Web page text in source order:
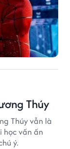
Thúy
Thúy vẫn là
vấn ấn
ý.